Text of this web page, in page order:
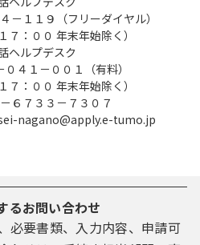
－１１９（フリーダイヤル）
７：００ 年末年始除く）
ヘルプデスク
４１－００１（有料）
７：００ 年末年始除く）
６７３３－７３０７
nagano@apply.e-tumo.jp
るお問い合わせ
必要書類、入力内容、申請可